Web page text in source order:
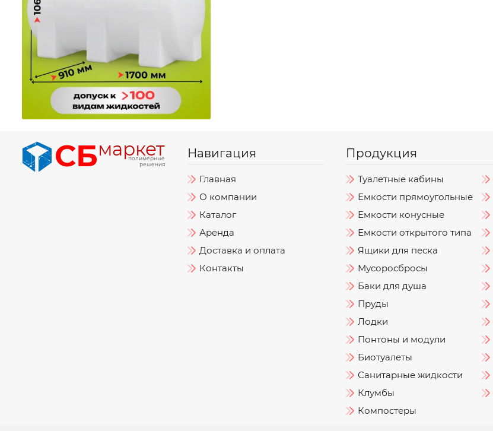
СБмаркет
полимерные
решения
Навигация
Главная
О компании
Каталог
Аренда
Доставка и оплата
Контакты
Продукция
Туалетные кабины
Емкости прямоугольные
Емкости конусные
Емкости открытого типа
Ящики для песка
Мусоросбросы
Баки для душа
Пруды
Лодки
Понтоны и модули
Биотуалеты
Санитарные жидкости
Клумбы
Компостеры